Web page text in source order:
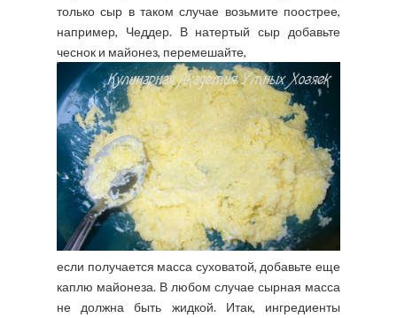
только сыр в таком случае возьмите поострее,
например, Чеддер. В натертый сыр добавьте
чеснок и майонез, перемешайте,
если получается масса суховатой, добавьте еще
каплю майонеза. В любом случае сырная масса
не должна быть жидкой. Итак, ингредиенты